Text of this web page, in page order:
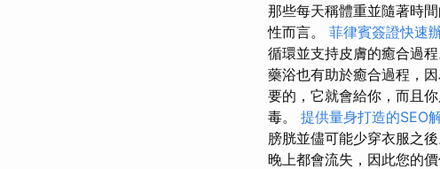
那些每天稱體重並隨著時
性而言。 菲律賓簽證快速
循環並支持皮膚的癒合過程
藥浴也有助於癒合過程，
要的，它就會給你，而且
毒。 提供量身打造的SEO
膀胱並儘可能少穿衣服之後
晚上都會流失，因此您的價